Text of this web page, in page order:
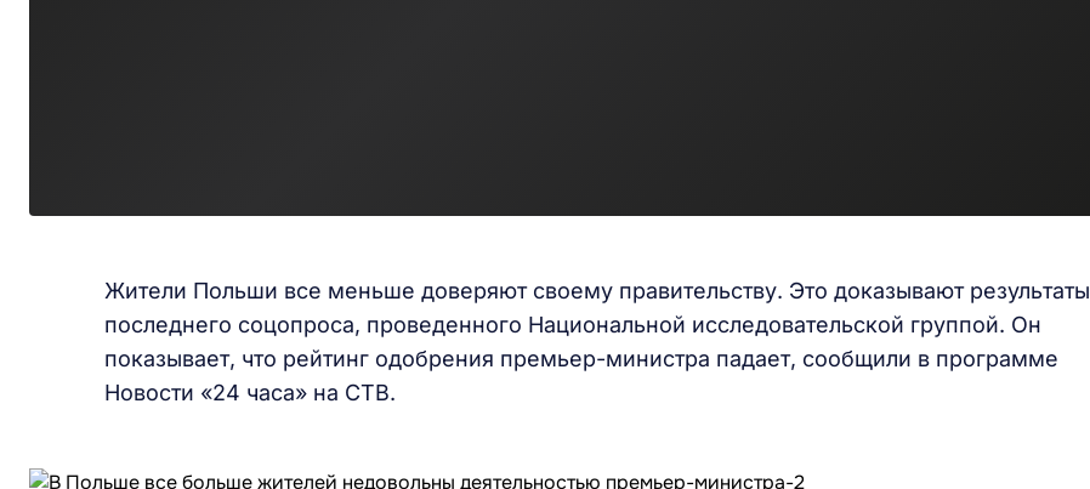
Жители Польши все меньше доверяют своему правительству. Это доказывают результаты
последнего соцопроса, проведенного Национальной исследовательской группой. Он
показывает, что рейтинг одобрения премьер-министра падает, сообщили в программе
Новости «24 часа» на СТВ.